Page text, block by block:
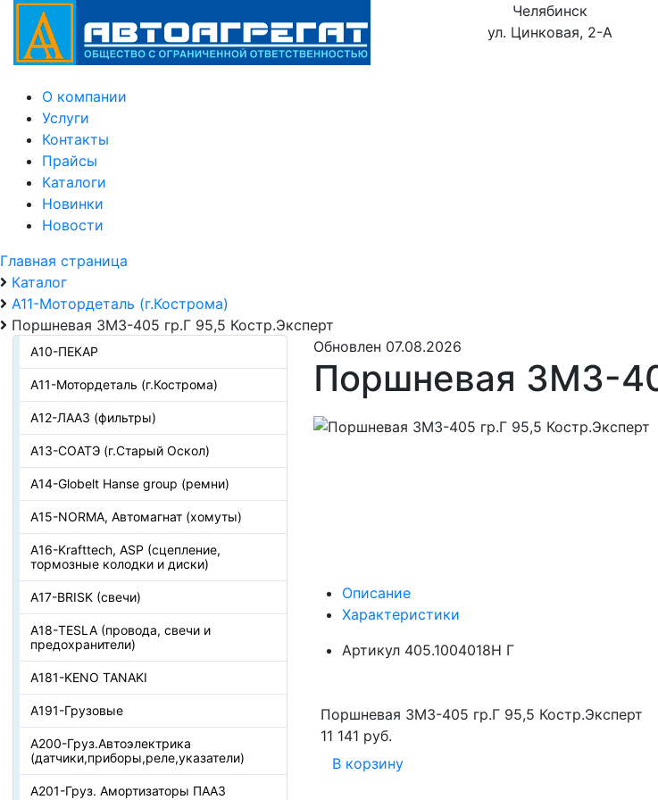
Челябинск
ул. Цинковая, 2-А
О компании
Услуги
Контакты
Прайсы
Каталоги
Новинки
Новости
Главная страница
Каталог
А11-Мотордеталь (г.Кострома)
Поршневая ЗМЗ-405 гр.Г 95,5 Костр.Эксперт
А10-ПЕКАР
А11-Мотордеталь (г.Кострома)
А12-ЛААЗ (фильтры)
А13-СОАТЭ (г.Старый Оскол)
А14-Globelt Hanse group (ремни)
А15-NORMA, Автомагнат (хомуты)
А16-Krafttech, ASP (сцепление,
тормозные колодки и диски)
А17-BRISK (свечи)
А18-TESLA (провода, свечи и
предохранители)
А181-KENO TANAKI
А191-Грузовые
А200-Груз.Автоэлектрика
(датчики,приборы,реле,указатели)
А201-Груз. Амортизаторы ПААЗ
Обновлен 07.08.2026
Поршневая ЗМЗ-
Описание
Характеристики
Артикул 405.1004018Н Г
Поршневая ЗМЗ-405 гр.Г 95,5 Костр.Эксперт
11 141 руб.
В корзину